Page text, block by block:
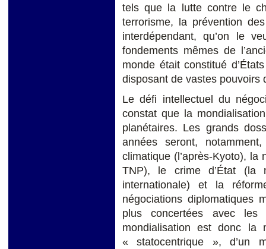
tels que la lutte contre le
terrorisme, la prévention
interdépendant, qu’on le
fondements mêmes de
monde était constitué
disposant de vastes pouvoirs
Le défi intellectuel du
constat que la
planétaires. Les grands
années seront,
climatique (l’après-Kyoto), la
TNP), le crime d’État
internationale) et la
négociations diplomatiques
plus concertées avec
mondialisation est donc la
« statocentrique », d’un